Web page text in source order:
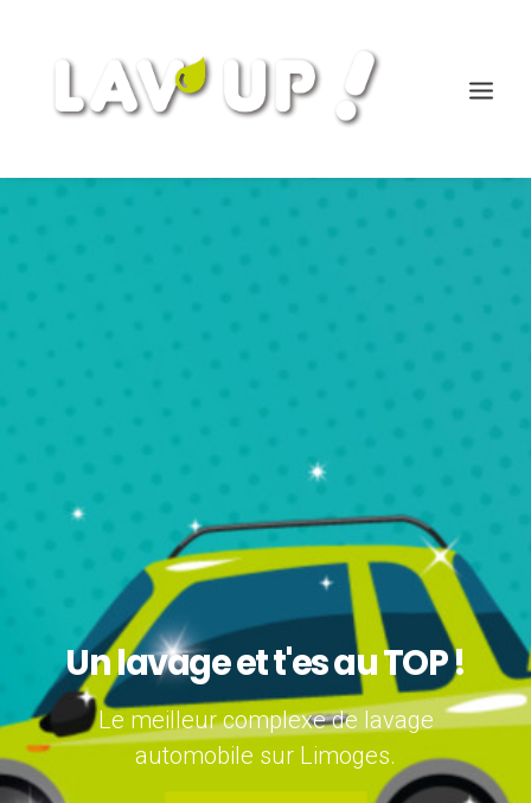
Un lavage et t'es au TOP !
Le meilleur complexe de lavage
automobile sur Limoges.